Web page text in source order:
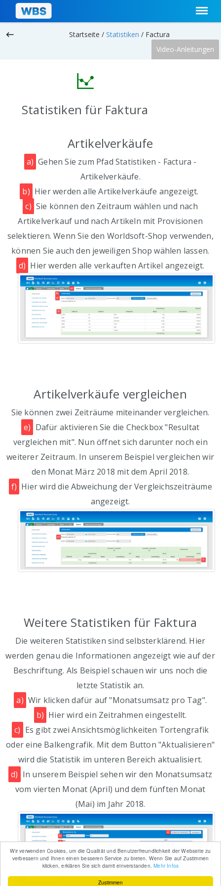
Zustimmen
Wir verwenden Cookies, um die Qualität und Benutzerfreundlichkeit der Webseite zu
verbessern und Ihnen einen besseren Service zu bieten. Wenn Sie auf Zustimmen
klicken, erklären Sie sich damit einverstanden.Mehr Infos
keyboard_backspace Startseite / Statistiken / Factura
Video-Anleitungen
Statistiken für Faktura
Artikelverkäufe
a) Gehen Sie zum Pfad Statistiken - Factura -
Artikelverkäufe.
b) Hier werden alle Artikelverkäufe angezeigt.
c) Sie können den Zeitraum wählen und nach
Artikelverkauf und nach Artikeln mit Provisionen
selektieren. Wenn Sie den Worldsoft-Shop verwenden,
können Sie auch den jeweiligen Shop wählen lassen.
d) Hier werden alle verkauften Artikel angezeigt.
Artikelverkäufe vergleichen
Sie können zwei Zeiträume miteinander vergleichen.
e) Dafür aktivieren Sie die Checkbox "Resultat
vergleichen mit". Nun öffnet sich darunter noch ein
weiterer Zeitraum. In unserem Beispiel vergleichen wir
den Monat März 2018 mit dem April 2018.
f) Hier wird die Abweichung der Vergleichszeiträume
angezeigt.
Weitere Statistiken für Faktura
Die weiteren Statistiken sind selbsterklärend. Hier
werden genau die Informationen angezeigt wie auf der
Beschriftung. Als Beispiel schauen wir uns noch die
letzte Statistik an.
a) Wir klicken dafür auf "Monatsumsatz pro Tag".
b) Hier wird ein Zeitrahmen eingestellt.
c) Es gibt zwei Ansichtsmöglichkeiten Tortengrafik
oder eine Balkengrafik. Mit dem Button "Aktualisieren"
wird die Statistik im unteren Bereich aktualisiert.
d) In unserem Beispiel sehen wir den Monatsumsatz
vom vierten Monat (April) und dem fünften Monat
(Mai) im Jahr 2018.